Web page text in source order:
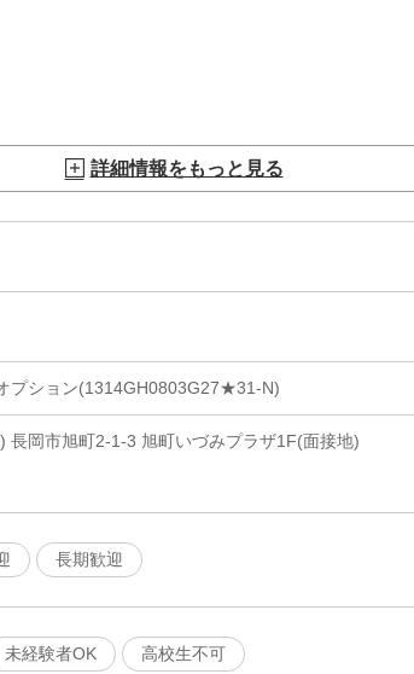
詳細情報をもっと見る
プション(1314GH0803G27★31-N)
長岡市旭町2-1-3 旭町いづみプラザ1F(面接地)
長期歓迎
未経験者OK 高校生不可